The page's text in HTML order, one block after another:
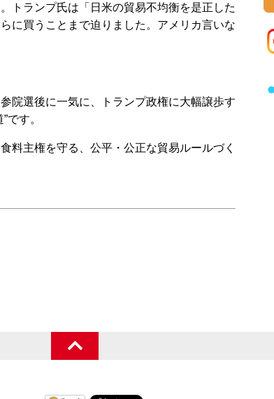
トランプ氏は「日米の貿易不均衡を是正した
に買うことまで迫りました。アメリカ言いな
院選後に一気に、トランプ政権に大幅譲歩す
です。
主権を守る、公平・公正な貿易ルールづく